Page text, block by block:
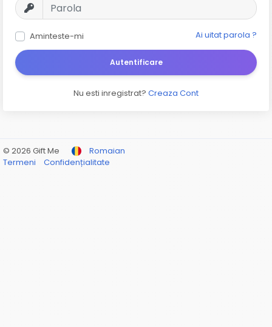
Aminteste-mi Ai uitat parola ?
Autentificare
Nu esti inregistrat? Creaza Cont
© 2026 Gift Me
Romaian
Termeni
Confidențialitate